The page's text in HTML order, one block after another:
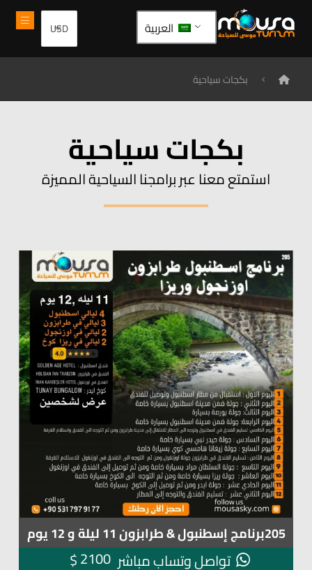
العربية
بكجات سياحية
بكجات سياحية
استمتع معنا عبر برامجنا السياحية المميزة
205برنامج إسطنبول & طرابزون 11 ليلة و 12 يوم
تواصل وتساب مباشر $2100